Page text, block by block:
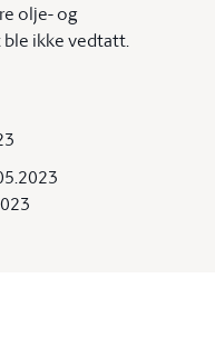
olje- og
ble ikke vedtatt.